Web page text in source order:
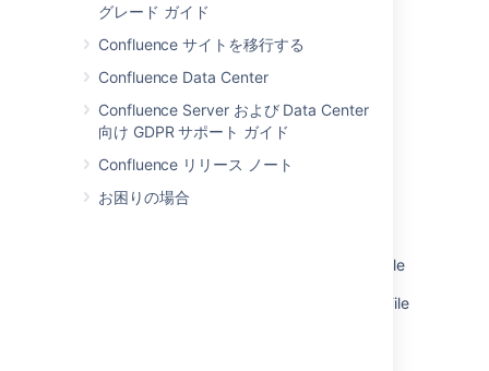
グレード ガイド
Confluence サイトを移行する
Confluence Data Center
Confluence Server および Data Center
向け GDPR サポート ガイド
Confluence リリース ノート
お困りの場合
システム起動時に自動的に Confluence を開始
関連コンテンツ
Confluence Installation Guide
Installing Confluence on Windows from Zip File
Installing Confluence on Linux from Archive File